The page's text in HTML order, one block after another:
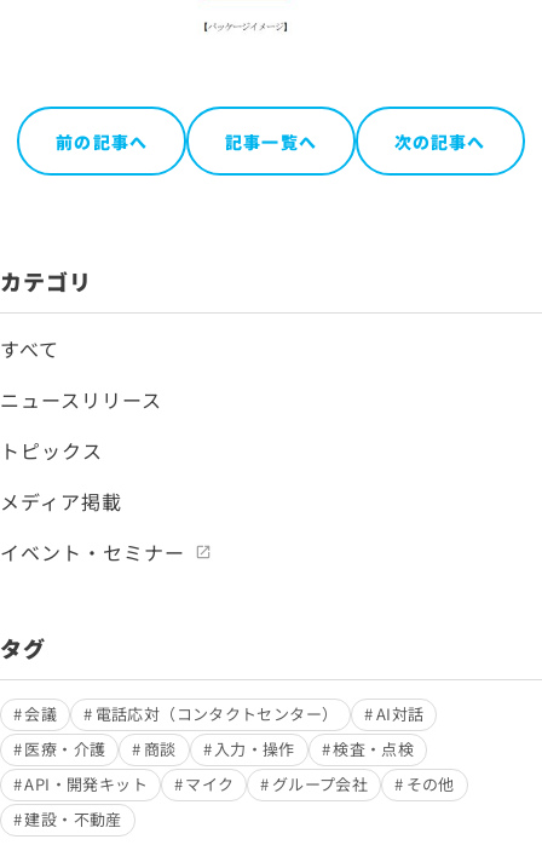
前の記事へ 記事一覧へ 次の記事へ
カテゴリ
すべて
ニュースリリース
トピックス
メディア掲載
イベント・セミナー
タグ
会議 電話応対（コンタクトセンター）
AI対話
医療・介護
商談 入力・操作
検査・点検
API・開発キット
マイク グループ会社
その他
建設・不動産